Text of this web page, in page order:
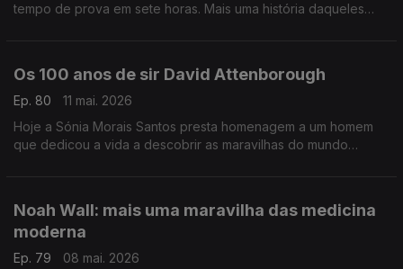
tempo de prova em sete horas. Mais uma história daqueles
Os 100 anos de sir David Attenborough
Ep. 80
11 mai. 2026
Hoje a Sónia Morais Santos presta homenagem a um homem
que dedicou a vida a descobrir as maravilhas do mundo
Noah Wall: mais uma maravilha das medicina
moderna
Ep. 79
08 mai. 2026